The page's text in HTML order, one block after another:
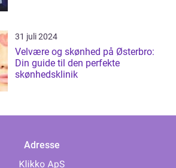
31 juli 2024
Velvære og skønhed på Østerbro:
Din guide til den perfekte
skønhedsklinik
Adresse